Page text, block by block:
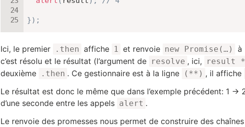
}) ;
Ici, le premier .then affiche 1 et renvoie new Promise(…)
à
c’est résolu et le résultat (l’argument de resolve , ici, result
deuxième .then . Ce gestionnaire est à la ligne (**) , il affiche
Le résultat est donc le même que dans l’exemple précédent: 1
d’une seconde entre les appels alert .
Le renvoie des promesses nous permet de construire des